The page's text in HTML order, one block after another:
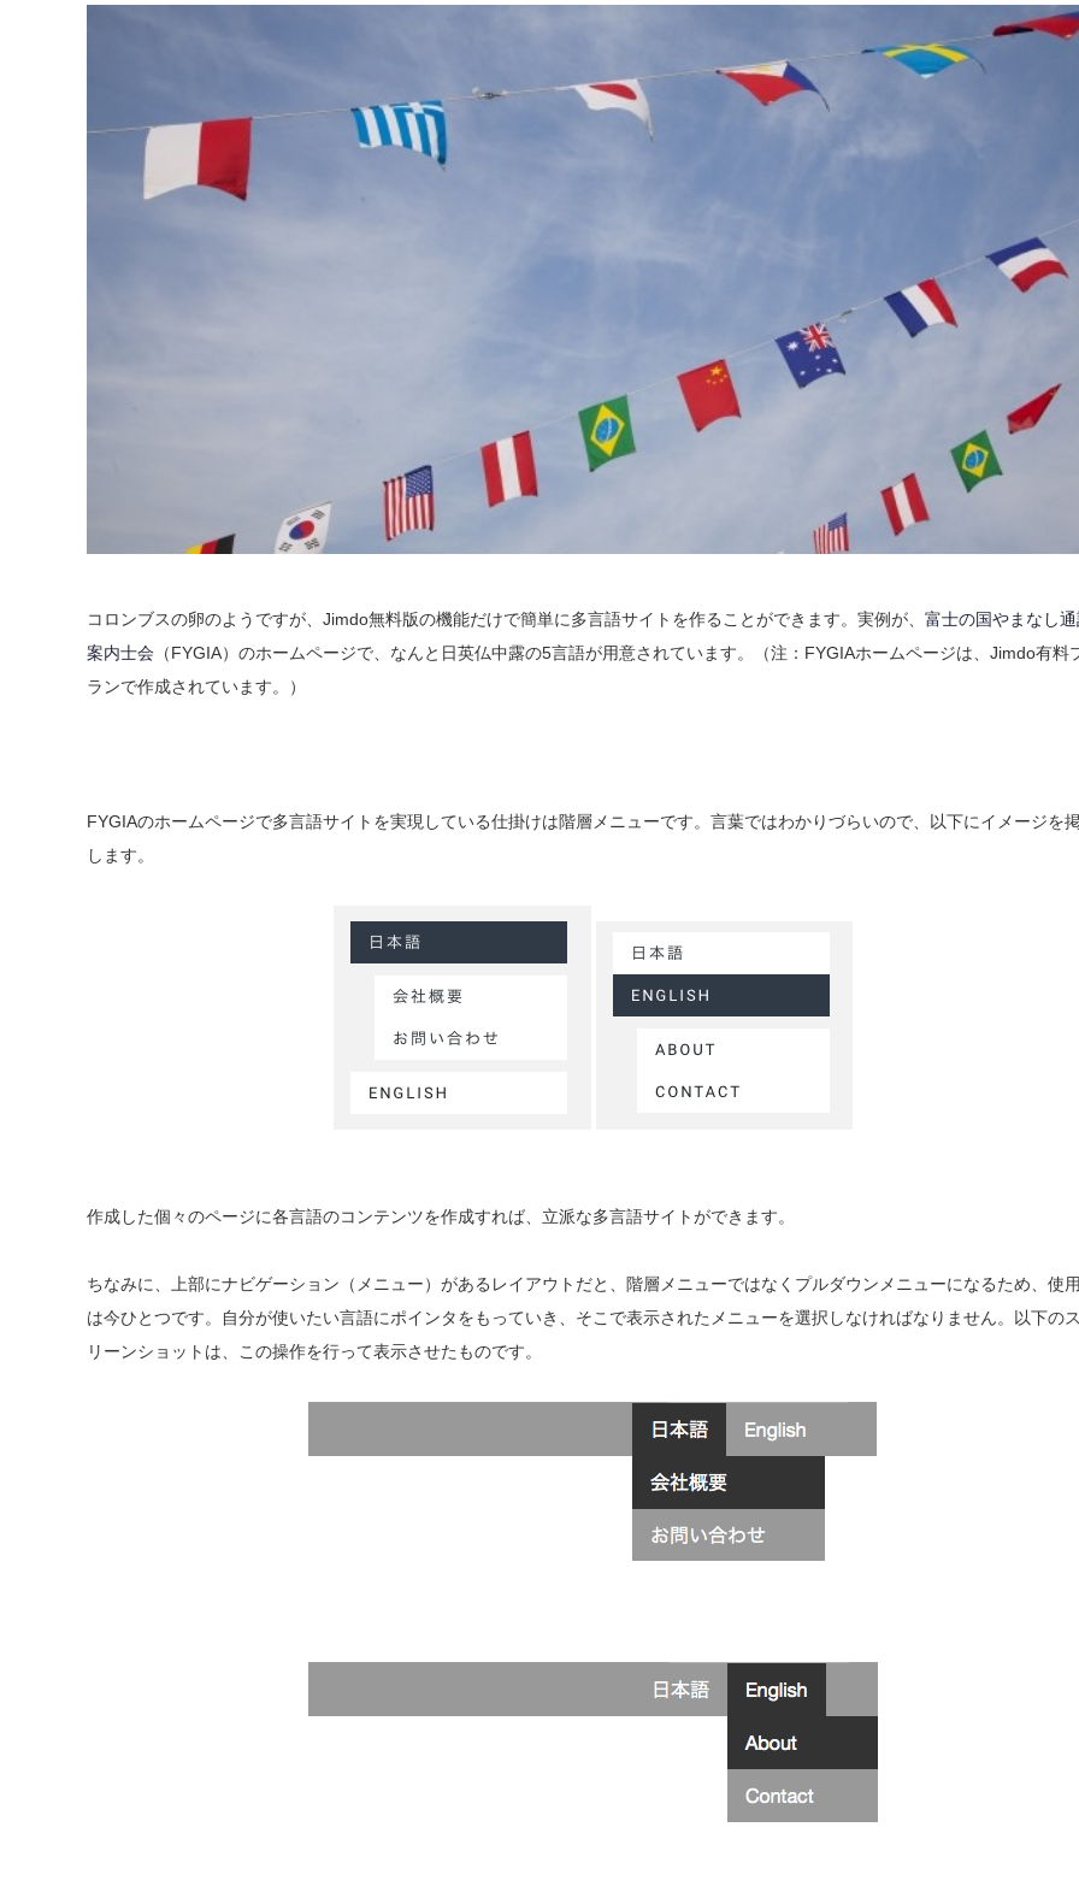
コロンブスの卵のようですが、Jimdo無料版の機能だけで簡単に多言語サイトを作ることができます。実例が、 富士の国やまなし
案内士会 （FYGIA）のホームページで、なんと日英仏中露の5言語が用意されています。（注：FYGIAホームページは、Jimdo有料
ランで作成されています。）
FYGIAのホームページで多言語サイトを実現している仕掛けは階層メニューです。言葉ではわかりづらいので、以下にイメージを
します。
作成した個々のページに各言語のコンテンツを作成すれば、立派な多言語サイトができます。
ちなみに、上部にナビゲーション（メニュー）があるレイアウトだと、階層メニューではなくプルダウンメニューになるため、使
は今ひとつです。自分が使いたい言語にポインタをもっていき、そこで表示されたメニューを選択しなければなりません。以下の
リーンショットは、この操作を行って表示させたものです。